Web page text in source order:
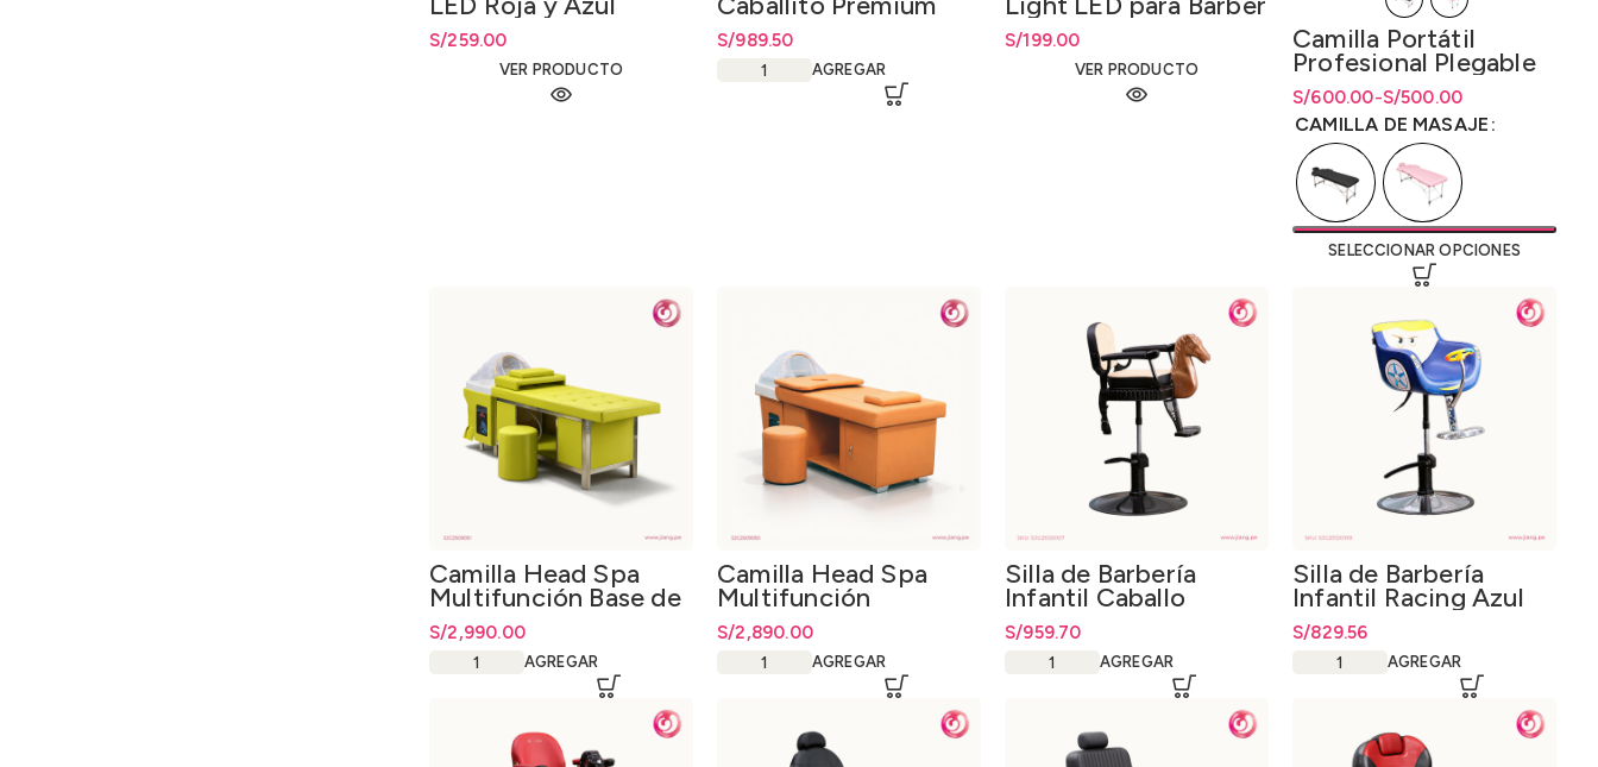
S/259.00
VER PRODUCTO
S/989.50
AGREGAR
Shop
S/199.00
VER PRODUCTO
Camilla Portátil
Profesional Plegable
para Masajes y Spa
S/500.00
-
S/600.00
Rango de precios: desde
S/500.00 hasta S/600.00
Rango de precios: desde
S/500.00hastaS/600.00
CAMILLA DE MASAJE
SELECCIONAR OPCIONES
Camilla Head Spa
Multifunción Base de
Acero
S/2,990.00
AGREGAR
Camilla Head Spa
Multifunción
Tapizado
S/2,890.00
AGREGAR
Silla de Barbería
Infantil Caballo
Profesional
S/959.70
AGREGAR
Silla de Barbería
Infantil Racing Azul
S/829.56
AGREGAR